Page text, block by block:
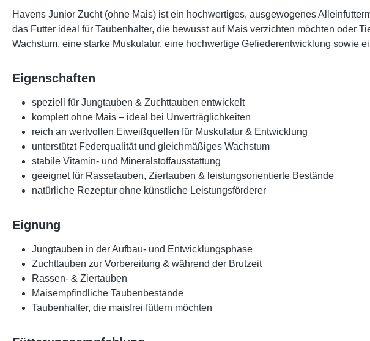
Havens Junior Zucht (ohne Mais) ist ein hochwertiges, ausgewogenes
das Futter ideal für Taubenhalter, die bewusst auf Mais verzichten möchten oder
Wachstum, eine starke Muskulatur, eine hochwertige Gefiederentwicklung sowie
Eigenschaften
speziell für Jungtauben & Zuchttauben entwickelt
komplettohne Mais – ideal bei Unverträglichkeiten
reich an wertvollen Eiweißquellen für Muskulatur & Entwicklung
unterstützt Federqualität und gleichmäßiges Wachstum
stabile Vitamin- und Mineralstoffausstattung
geeignet für Rassetauben, Ziertauben & leistungsorientierte Bestände
natürliche Rezeptur ohne künstliche Leistungsförderer
Eignung
Jungtauben in der Aufbau- und Entwicklungsphase
Zuchttauben zur Vorbereitung & während der Brutzeit
Rassen- & Ziertauben
Maisempfindliche Taubenbestände
Taubenhalter, die maisfrei füttern möchten